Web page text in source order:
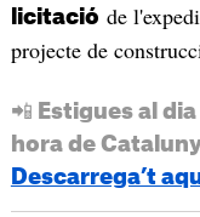
licitació de
projecte de
📲 Estigues al
hora de
Descarrega’t